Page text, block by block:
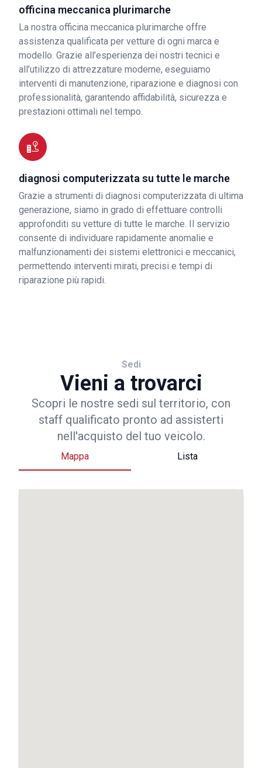
officina meccanica plurimarche
La nostra officina meccanica plurimarche offre
assistenza qualificata per vetture di ogni marca e
modello. Grazie all’esperienza dei nostri tecnici e
all’utilizzo di attrezzature moderne, eseguiamo
interventi di manutenzione, riparazione e diagnosi con
professionalità, garantendo affidabilità, sicurezza e
prestazioni ottimali nel tempo.
diagnosi computerizzata su tutte le marche
Grazie a strumenti di diagnosi computerizzata di ultima
generazione, siamo in grado di effettuare controlli
approfonditi su vetture di tutte le marche. Il servizio
consente di individuare rapidamente anomalie e
malfunzionamenti dei sistemi elettronici e meccanici,
permettendo interventi mirati, precisi e tempi di
riparazione più rapidi.
Sedi
Vieni a trovarci
Scopri le nostre sedi sul territorio, con
staff qualificato pronto ad assisterti
nell'acquisto del tuo veicolo.
Mappa Lista